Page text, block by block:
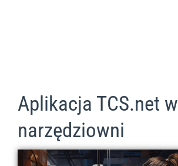
Aplikacja TCS.net w
narzędziowni